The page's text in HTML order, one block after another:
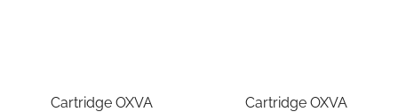
Cartridge OXVA
Cartridge OXVA